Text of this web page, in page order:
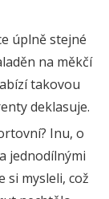
úplně stejné
na měkčí
takovou
deklasuje.
Inu, o
jednodílnými
si mysleli, což